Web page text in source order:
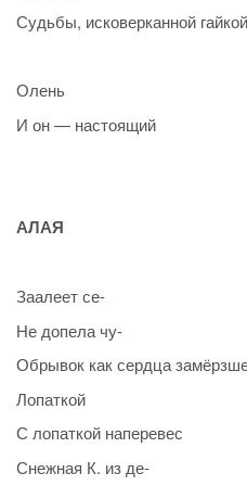
Судьбы, исковерканной
Олень
И он — настоящий
АЛАЯ
Заалеет се-
Не допела чу-
Обрывок как сердца
Лопаткой
С лопаткой наперевес
Снежная К. из де-